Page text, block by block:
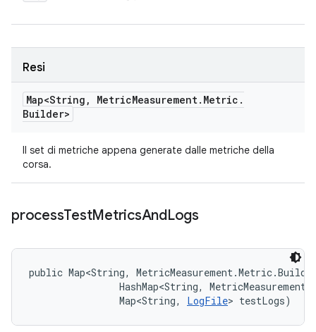
Resi
Map<String , MetricMeasurement. Metric .
Builder>
Il set di metriche appena generate dalle metriche della
corsa.
processTestMetricsAndLogs
public Map<String,
HashMap<String,
                Map<String,
LogFile> testLogs)